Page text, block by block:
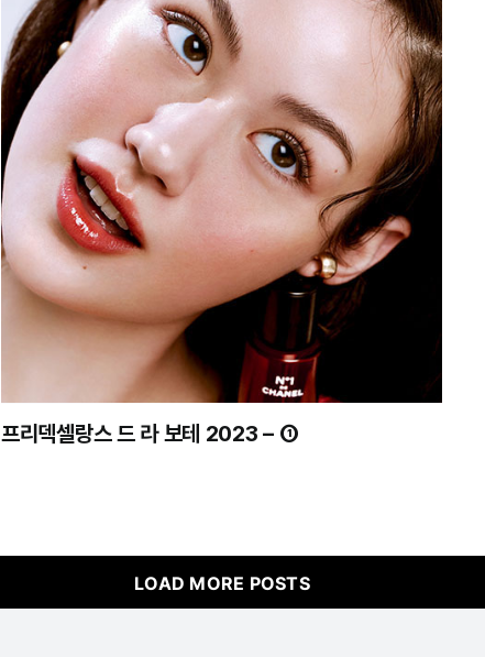
프리덱셀랑스 드 라 보테 2023 – ①
LOAD MORE POSTS